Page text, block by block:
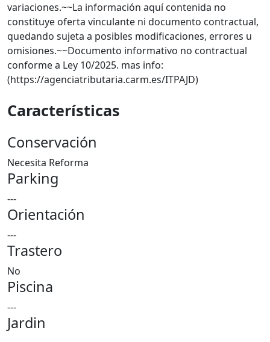
variaciones.~~La información aquí contenida no
constituye oferta vinculante ni documento contractual,
quedando sujeta a posibles modificaciones, errores u
omisiones.~~Documento informativo no contractual
conforme a Ley 10/2025. mas info:
(https://agenciatributaria.carm.es/ITPAJD)
Características
Conservación
Necesita Reforma
Parking
---
Orientación
---
Trastero
No
Piscina
---
Jardin